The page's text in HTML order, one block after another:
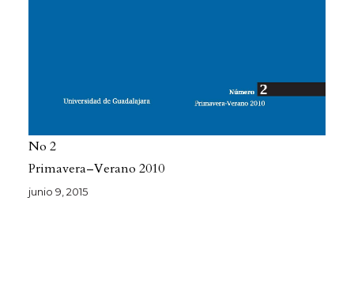
No 2
Primavera–Verano 2010
junio 9, 2015